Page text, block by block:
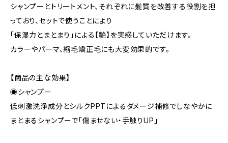
シャンプーとトリートメント、それぞれに髪質を改善する役割を担
っており、セットで使うことにより
「保湿力とまとまり」による【艶】を実感していただけます。
カラーやパーマ、縮毛矯正毛にも大変効果的です。
【商品の主な効果】
◉シャンプー
低刺激洗浄成分とシルクPPTによるダメージ補修でしなやかに
まとまるシャンプーで「傷ませない・手触りUP」